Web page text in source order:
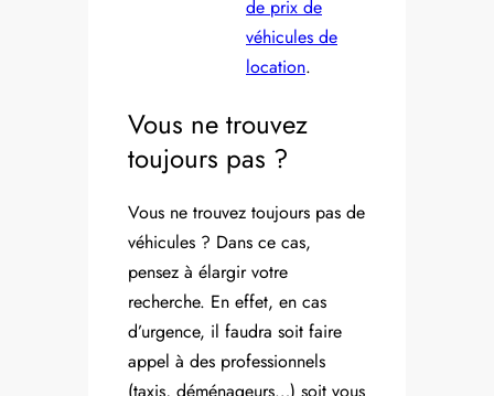
de prix de
véhicules de
location.
Vous ne trouvez
toujours pas ?
Vous ne trouvez toujours pas de
véhicules ? Dans ce cas,
pensez à élargir votre
recherche. En effet, en cas
d’urgence, il faudra soit faire
appel à des professionnels
(taxis, déménageurs…) soit vous